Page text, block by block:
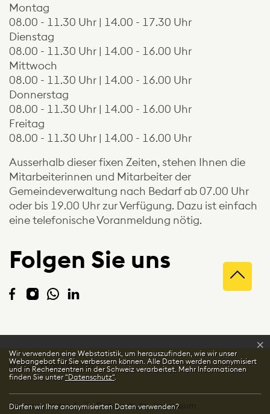
Montag
08.00 - 11.30 Uhr | 14.00 - 17.30 Uhr
Dienstag
08.00 - 11.30 Uhr | 14.00 - 16.00 Uhr
Mittwoch
08.00 - 11.30 Uhr | 14.00 - 16.00 Uhr
Donnerstag
08.00 - 11.30 Uhr | 14.00 - 16.00 Uhr
Freitag
08.00 - 11.30 Uhr | 14.00 - 16.00 Uhr
Ausserhalb dieser fixen Zeiten, stehen Ihnen die
Mitarbeiterinnen und Mitarbeiter der
Gemeindeverwaltung nach Bedarf ab 07.00 Uhr
oder bis 19.00 Uhr zur Verfügung. Dazu ist einfach
eine telefonische Voranmeldung nötig.
Folgen Sie uns
Der Link öffnet sich in einem neuen Fenster.
Der Link öffnet sich in einem neuen Fenster.
Der Link öffnet sich in einem neuen
Direkt
© 2026 Vilters-Wangs
Weitere Links
Sitemap Index A - Z Datenschutz Impressum
Webstatistik
Wir verwenden eine Webstatistik, um herauszufinden, wie wir unser
Webangebot für Sie verbessern können. Alle Daten werden anonymisiert
und in Rechenzentren in der Schweiz verarbeitet. Mehr Informationen
finden Sie unter“Datenschutz“.
Dürfen wir Ihre anonymisierten Daten verwenden?
×